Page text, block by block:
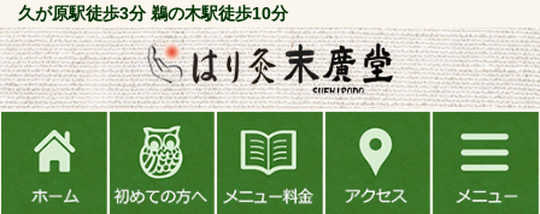
久が原駅徒歩3分 鵜の木駅徒歩10分